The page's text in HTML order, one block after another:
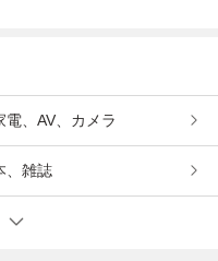
電、AV、カメラ
、雑誌